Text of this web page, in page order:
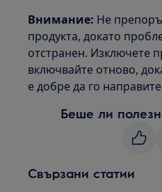
Внимание: Не
продукта, докато
отстранен. Изключете
включвайте отново,
е добре да го
Беше ли
Свързани статии